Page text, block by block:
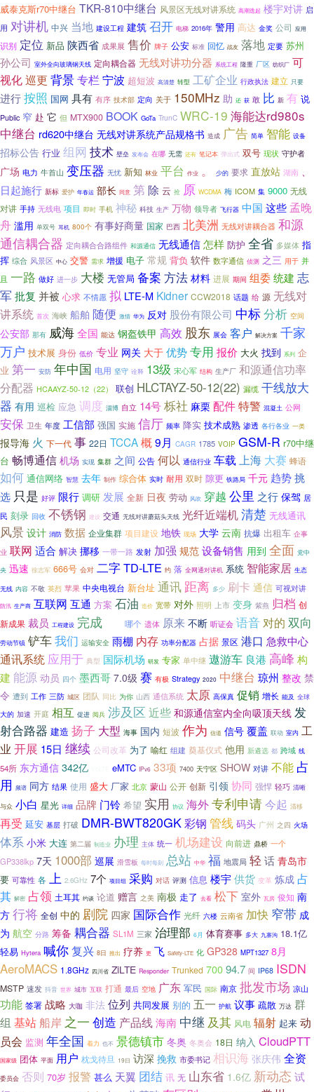
威泰克斯r70中继台 TKR-810中继台 风景区无线对讲系统 高潮迭起 楼宇对讲 启
用 对讲机 中兴 当地 建设工程 建筑 召开 电梯 2016年 警用 高达 金奖 公司 应用
识别 定位 新品 陕西省 成果展 售价 牌子 公安 标准 回忆 战友 落地 定要 苏州
孙公司 室外全向玻璃钢天线 定向耦合器 无线对讲功分器 系统工程 隆重 厂区 纺织厂 可
视化巡更 背景专栏 宁波 超短波 高清楚 转型 工矿企业 行政执法 建立 只要
进行按照 国网 具有 有序 技术部 定向 关于 150MHz 助 还 获 敢 比 新 有 说
Public 窄 赴 它 但 MTX900 BOOK GoTa TrunC WRC-19 海能达rd980s
中继台 rd620中继台 无线对讲系统产品规格书 造成 广告 简单 智能 设备
招标公告 行业 组网 技术 壁垒 发布会 在哪 无需 还有 笔记本 弹出式 双号 现状 守护者
广场 电力 牛首山 变压器 无忧 新知 林业 平台 作业 。 少的 要求 直放站 湖南 、
日起施行 新标 爱护 年春运 部长 同意 第 除 云 抢 原 WCDMA 梅 ICOM 集 9000 无线
对讲 手持 无线电 项目 即时 手机 神秘 科技 生产 万物 领导者 飞行器 中国 这些 孟晚
舟 滥用 单双号 耳机 800个 有事好商量 国家 巴西 北美洲 无线对讲耦合器 和源
通信耦合器 定向耦合合路组件 和源通信 无线通信怎样 防护 全省 多媒体 指
挥 综合 风景区 中心 交警 需求 增援 电子 常规 背负 软件 数字通信 侦测 之三 用于 并
且 一路 做好 进一步 大楼 无管局 备案 方法 材料 进展 期间 组委统建 志
军 批复 并被 心求 不情愿 拟 LTE-M Kidner CCW2018 话题 给 源 无线对
讲系统 首次 海峡 船舶 随便 激情 华为 反对 股份有限公司 中标分析 空间
公安部 那有 威海全国 能达 钢盔铁甲 高效 股东 展会 客户 解决方案 千家
万户 技术展 身份 低价 专业 网关 大于 优势专用 报价 大火 找到 系列 企
业 第一 安防 年中国 电用 坚守 诠释 13级 宋心军 结构 生产厂 和源通信功率
分配器 HCAAYZ-50-12（22） 联创 HLCTAYZ-50-12(22) 漏缆 干线放大
器 有用 巡检 应急 调度 淄博 自立 14号栎社 麻栗 配件特警 混凝土 公网
安保 卫生 年度 工信部 强国 实施 信厅 频率 降实 技术成熟 渗透 各行各业 一类
报导海 火 下一代 事 22日 TCCA概9月 CAGR 1785 VOIP GSM-R r70中继
台 畅博通信 机场 实现 集群 之间 公告 何以 通信行业 车载上海 大赛 蜂语
如何 通信网络 智慧 去年 制作 综合体 实时 耐用 双时 隙更 铁路局 千元 趋势挑
选 只是 好评 限行 调研 发展 全新 日夜 劳动 风吹 穿越 公里 之行 保驾 居
民 刻录 回收 不锈钢 建设 交通 无线对讲蘑菇头天线 光纤近端机清楚 无线通讯
风景 设计 消防 数据 企业集群 项目建设 地铁 现场 大学 云南 抗爆 出租车 企事
业 联网 适合 解决 挪移 一带一路 发射 加强 规范 设备销售 用到 全面 党中
央 迅速 徐志军 666号 会对 二字TD-LTE 约 落 全网通对讲机 系统 智能家居 生态
无线 内容 不敬 英烈 苹果 中央电视台 新台址 通讯 距离 多少 刷卡 通信 可视对讲
防汛 生产商 互联网 互通 方案 石油 造价 宽带 对外 照明 上市 变身 紫燕 归档 创
新成果 裁员 工程建设 完成 哪个 遗体 原来不断 听证会 语音对的 双向
劳动节镇 铲车我们 运输安全 雨棚 内存 功率分配器 占据 景区 港口 急救中心
通讯系统 应用于 典型 国际机场 研发 专家 单中继 遨游车 良港 高峰 构
建 能源 动员 四个 墨西哥 7.0级 赛 有极 Strategy 2020 中继台 琼州 整改 禁
令 遭到 工作 三防 城区 团队 同比 为你 山西 通信系统 太原 高保真 促销 增长 能及 全球
大的 加速 开庭 相互 促进 阅兵 涉及区 近些 和源通信室内全向吸顶天线 发
射合路器 建造 扬子 大型 海事 国内 短波 作为 信道 信号 覆盖 联动 室内 工
业 开展 15日 继续 公司改革 为了 喻红 组建 奠基仪式 他用 新遴选 都 跨域 线
54所 东方通信 342亿 eMTC IPv6 33项 7400 天宁区 SHOW 对讲 不能 占
用 频谱 同方 结果 使用 盛大 厂家 北京 蒙山 公开 创新 引领协同 强悍 轻巧 清晰
与众 小白 星光 详细 品牌 门铃 希望 实用 协议 海外专利申请今起 清移
再受 延安 基层 打破 DMR-BWT820GK彩钢 管线 码头 广州 之四 火场
体系 小米 大连 第二届 制造业 办理 主体 统一 机场建设 向前进 鼎桥 一个
GP338lkp 7天 1000部 巡展 滑雪板 每时每刻 总站 中华 福 地震局 轻 话 青岛市
要 可靠性 各 上 2.6GHz 7个 项目组 采购 对话 评测 信息 楼宇供货 变革 炼成 占
其 解密 占领 土耳其 约谈 论道 赠言 之美 南极 走了 去看 松下 室外 瓦房 俊知 南
方 行将 全创 中的 剧院 四家 国际合作 光纤 六楼 云南省 加快 窄带 成
为 航空 分路 筹备 耦合器 SL1M 三家 治理部 6月 体育赛事 多大 九寨沟 18.1亿
轻易 Hytera 喊你复兴 8日 推出 疗养 更 飞 Safety-LTE 化 GP328 MPT1327 8月
AeroMACS 1.8GHz 四川省 ZiLTE Responder Trunked 700 94.7 间 IP68 ISDN
MSTP 速发 抖音 世界 城市 互联 打通 最后 空地 广东 军民 国际 南京 批发市场 凉山
功能 签署 战略 大咖 非法 位列 共同发展 别的 五一 护航 议事 疏散 万达 群
组 基站船岸 之一 创造 产品线海南 中继 及其 风电 辐射 起来 动
员会 监测 年全国 着力 也不 景德镇市 冬奥 冬奥会 18日 纳入 CloudPTT
国家级 团体 平面 用户 枕戈待旦 19日 访深 挽救 市委书记 相识海 张庆伟 全资
委员会 否则 70岁 报警 甚么 天翼 团结 讯 无 山东省 1.6亿 新动态 试